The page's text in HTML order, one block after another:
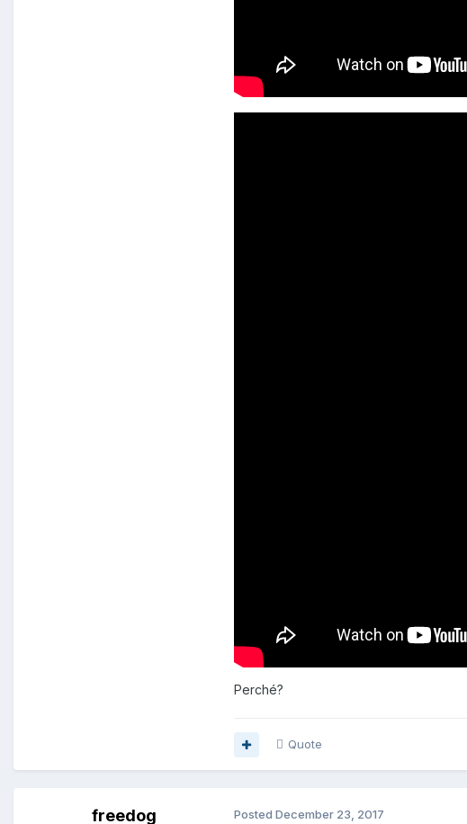
Perché?
Quote
freedog Posted December 23, 2017